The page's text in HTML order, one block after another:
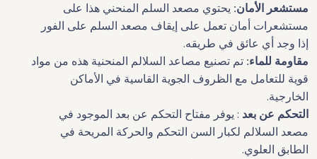
مستشعر الأمان: يحتوي مصعد السلم المنحني هذا على
مستشعرات أمان تعمل على إيقاف مصعد السلم على الفور
إذا وجد أي عائق في طريقه.
مقاومة للماء: تم تصنيع مصاعد السلالم المنحنية هذه من مواد
قوية للتعامل مع الظروف الجوية القاسية في الأماكن
الخارجية.
التحكم عن بعد : يوفر مفتاح التحكم عن بعد الموجود في
مصعد السلالم لكبار السن التحكم والحركة المريحة في
الطابق العلوي.